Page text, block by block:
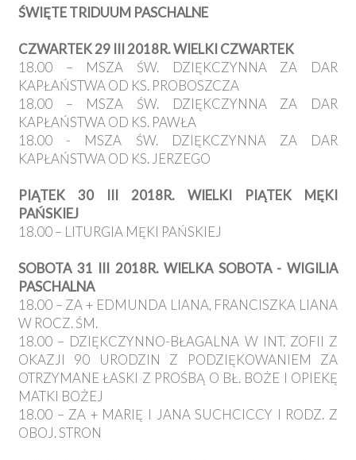
ŚWIĘTE TRIDUUM PASCHALNE
CZWARTEK 29 III 2018R. WIELKI CZWARTEK
18.00 – MSZA ŚW. DZIĘKCZYNNA ZA DAR
KAPŁAŃSTWA OD KS. PROBOSZCZA
18.00 – MSZA ŚW. DZIĘKCZYNNA ZA DAR
KAPŁAŃSTWA OD KS. PAWŁA
18.00 - MSZA ŚW. DZIĘKCZYNNA ZA DAR
KAPŁAŃSTWA OD KS. JERZEGO
PIĄTEK 30 III 2018R. WIELKI PIĄTEK MĘKI
PAŃSKIEJ
18.00 – LITURGIA MĘKI PAŃSKIEJ
SOBOTA 31 III 2018R. WIELKA SOBOTA - WIGILIA
PASCHALNA
18.00 – ZA + EDMUNDA LIANA, FRANCISZKA LIANA
W ROCZ. ŚM.
18.00 – DZIĘKCZYNNO-BŁAGALNA W INT. ZOFII Z
OKAZJI 90 URODZIN Z PODZIĘKOWANIEM ZA
OTRZYMANE ŁASKI Z PROŚBĄ O BŁ. BOŻE I OPIEKĘ
MATKI BOŻEJ
18.00 – ZA + MARIĘ I JANA SUCHCICCY I RODZ. Z
OBOJ. STRON